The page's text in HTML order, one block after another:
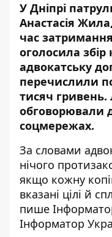
У Дніпрі
Анастасія
час
оголосила збір
адвокатську
перечислили
тисяч
обговорювали
соцмережах.
За словами
нічого
якщо кожну
вказані цілі й
пише
Інформатор